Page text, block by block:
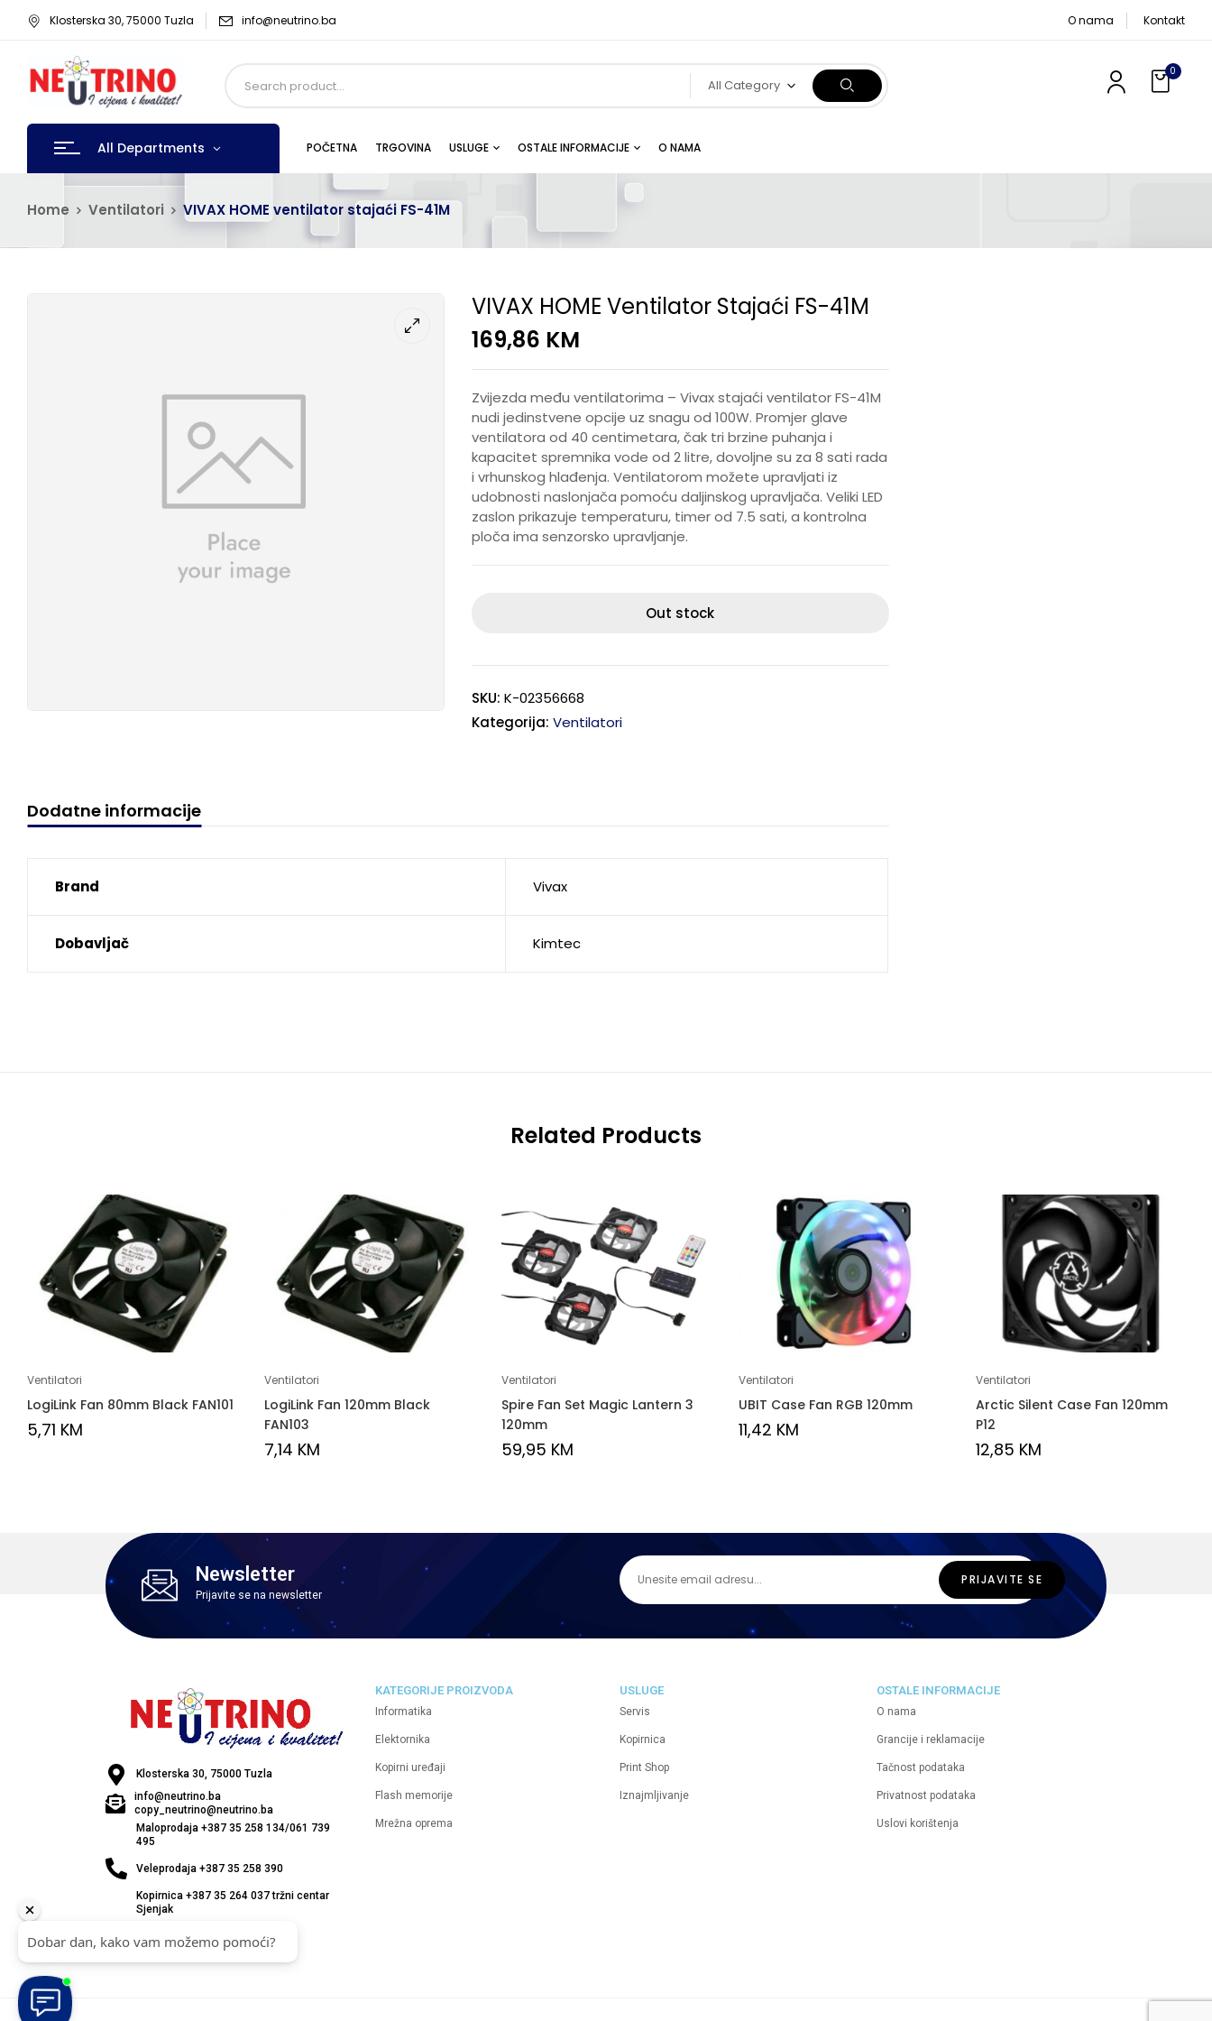
Klosterska 30, 75000 Tuzla info@neutrino.ba O nama Kontakt
All Category
0
All Departments POČETNA TRGOVINA USLUGE OSTALE INFORMACIJE O NAMA
Home Ventilatori VIVAX HOME ventilator stajaći FS-41M
VIVAX HOME Ventilator Stajaći FS-41M
169,86 KM
Zvijezda među ventilatorima – Vivax stajaći ventilator FS-41M
nudi jedinstvene opcije uz snagu od 100W. Promjer glave
ventilatora od 40 centimetara, čak tri brzine puhanja i
kapacitet spremnika vode od 2 litre, dovoljne su za 8 sati rada
i vrhunskog hlađenja. Ventilatorom možete upravljati iz
udobnosti naslonjača pomoću daljinskog upravljača. Veliki LED
zaslon prikazuje temperaturu, timer od 7.5 sati, a kontrolna
ploča ima senzorsko upravljanje.
Out stock
SKU: K-02356668
Kategorija: Ventilatori
Dodatne informacije
Brand Vivax
Dobavljač Kimtec
Related Products
Ventilatori
LogiLink Fan 80mm Black FAN101
5,71 KM
Ventilatori
LogiLink Fan 120mm Black
FAN103
7,14 KM
Ventilatori
Spire Fan Set Magic Lantern 3
120mm
59,95 KM
Ventilatori
UBIT Case Fan RGB 120mm
11,42 KM
Ventilatori
Arctic Silent Case Fan 120mm
P12
12,85 KM
Newsletter
Prijavite se na newsletter
Klosterska 30, 75000 Tuzla
info@neutrino.ba
copy_neutrino@neutrino.ba
Maloprodaja +387 35 258 134/061 739
495
Veleprodaja +387 35 258 390
Kopirnica +387 35 264 037 tržni centar
Sjenjak
KATEGORIJE PROIZVODA
Informatika
Elektornika
Kopirni uređaji
Flash memorije
Mrežna oprema
USLUGE
Servis
Kopirnica
Print Shop
Iznajmljivanje
OSTALE INFORMACIJE
O nama
Grancije i reklamacije
Tačnost podataka
Privatnost podataka
Uslovi korištenja